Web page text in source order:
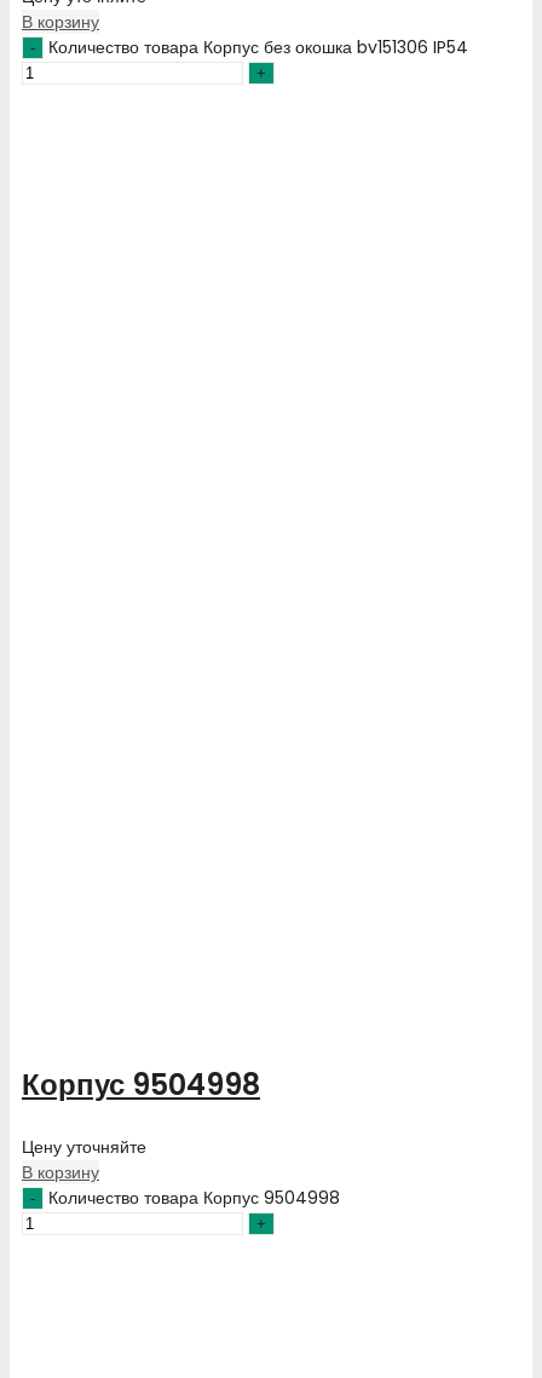
В корзину
Количество товара Корпус без окошка bv151306 IP54
Корпус 9504998
Цену уточняйте
В корзину
Количество товара Корпус 9504998